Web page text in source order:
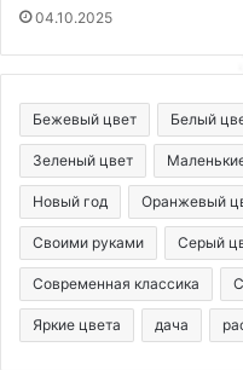
04.10.2025
Бежевый цвет Белый
Зеленый цвет
Новый год Оранжевый
Своими руками Серый
Современная классика
Яркие цвета дача